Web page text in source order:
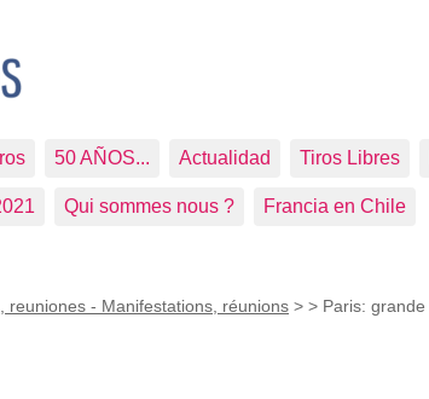
50 AÑOS... Actualidad Tiros Libres
Qui sommes nous ? Francia en Chile
reuniones - Manifestations, réunions > > Paris: grande